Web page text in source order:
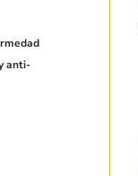
anti-